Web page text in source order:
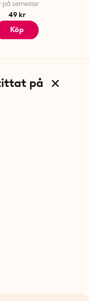
på semester
49 kr
Köp
på